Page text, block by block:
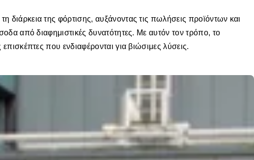
της φόρτισης, αυξάνοντας τις πωλήσεις προϊόντων και
από διαφημιστικές δυνατότητες. Με αυτόν τον τρόπο, το
που ενδιαφέρονται για βιώσιμες λύσεις.